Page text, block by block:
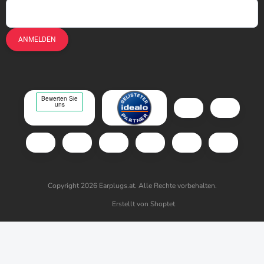
ANMELDEN
Erstellt von Shoptet
Copyright 2026 Earplugs.at. Alle Rechte vorbehalten.